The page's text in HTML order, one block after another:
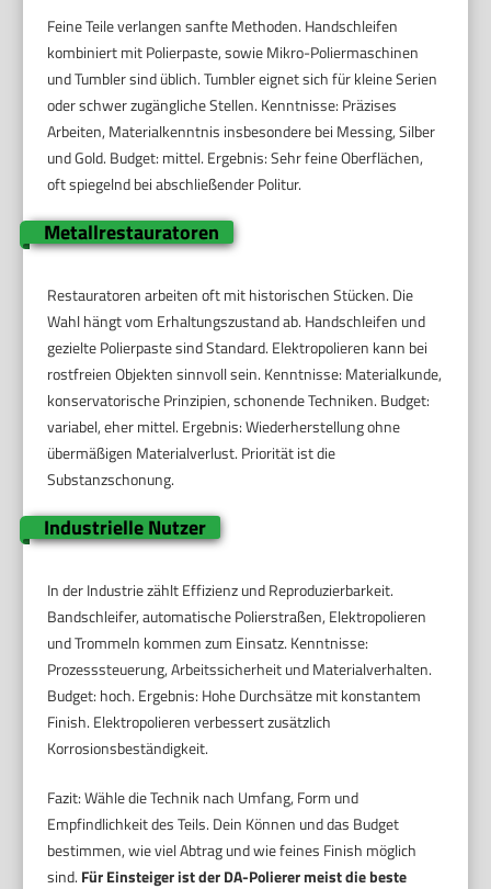
Feine Teile verlangen sanfte Methoden. Handschleifen
kombiniert mit Polierpaste, sowie Mikro-Poliermaschinen
und Tumbler sind üblich. Tumbler eignet sich für kleine Serien
oder schwer zugängliche Stellen. Kenntnisse: Präzises
Arbeiten, Materialkenntnis insbesondere bei Messing, Silber
und Gold. Budget: mittel. Ergebnis: Sehr feine Oberflächen,
oft spiegelnd bei abschließender Politur.
Metallrestauratoren
Restauratoren arbeiten oft mit historischen Stücken. Die
Wahl hängt vom Erhaltungszustand ab. Handschleifen und
gezielte Polierpaste sind Standard. Elektropolieren kann bei
rostfreien Objekten sinnvoll sein. Kenntnisse: Materialkunde,
konservatorische Prinzipien, schonende Techniken. Budget:
variabel, eher mittel. Ergebnis: Wiederherstellung ohne
übermäßigen Materialverlust. Priorität ist die
Substanzschonung.
Industrielle Nutzer
In der Industrie zählt Effizienz und Reproduzierbarkeit.
Bandschleifer, automatische Polierstraßen, Elektropolieren
und Trommeln kommen zum Einsatz. Kenntnisse:
Prozesssteuerung, Arbeitssicherheit und Materialverhalten.
Budget: hoch. Ergebnis: Hohe Durchsätze mit konstantem
Finish. Elektropolieren verbessert zusätzlich
Korrosionsbeständigkeit.
Fazit: Wähle die Technik nach Umfang, Form und
Empfindlichkeit des Teils. Dein Können und das Budget
bestimmen, wie viel Abtrag und wie feines Finish möglich
sind. Für Einsteiger ist der DA-Polierer meist die beste